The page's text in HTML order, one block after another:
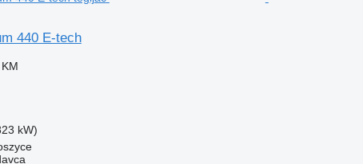
440 E-tech
kW)